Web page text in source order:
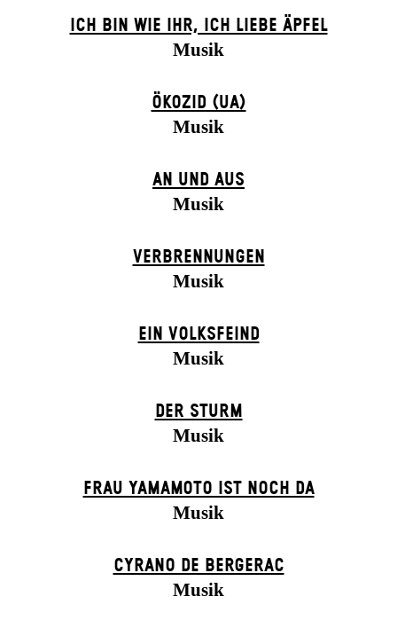
ICH BIN WIE IHR, ICH LIEBE ÄPFEL
Musik
ÖKOZID (UA)
Musik
AN UND AUS
Musik
VERBRENNUNGEN
Musik
EIN VOLKS­FEIND
Musik
DER STURM
Musik
FRAU YAMAMOTO IST NOCH DA
Musik
CYRANO DE BERGERAC
Musik